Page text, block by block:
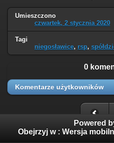
Umieszczono
czwartek, 2 stycznia 2020
Tagi
niegosławice, rsp,
0
Komentarze użytkowników
Powered
Obejrzyj w : Wersja